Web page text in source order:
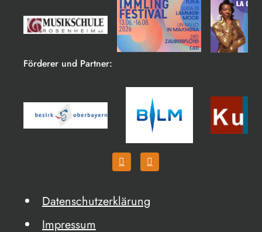
Förderer und Partner:
Datenschutzerklärung
Impressum